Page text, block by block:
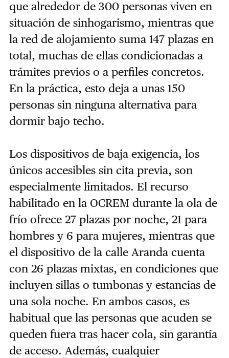
que alrededor de 300 personas viven en
situación de sinhogarismo, mientras que
la red de alojamiento suma 147 plazas en
total, muchas de ellas condicionadas a
trámites previos o a perfiles concretos.
En la práctica, esto deja a unas 150
personas sin ninguna alternativa para
dormir bajo techo.
Los dispositivos de baja exigencia, los
únicos accesibles sin cita previa, son
especialmente limitados. El recurso
habilitado en la OCREM durante la ola de
frío ofrece 27 plazas por noche, 21 para
hombres y 6 para mujeres, mientras que
el dispositivo de la calle Aranda cuenta
con 26 plazas mixtas, en condiciones que
incluyen sillas o tumbonas y estancias de
una sola noche. En ambos casos, es
habitual que las personas que acuden se
queden fuera tras hacer cola, sin garantía
de acceso. Además, cualquier